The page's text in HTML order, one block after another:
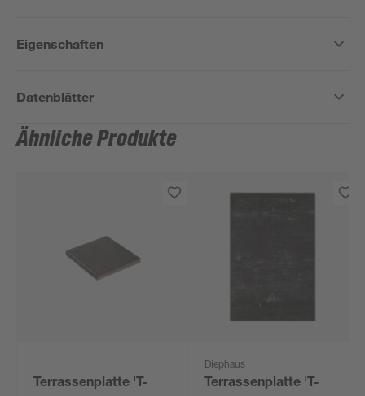
Eigenschaften
Datenblätter
Ähnliche Produkte
Terrassenplatte 'T-
Diephaus
Terrassenplatte 'T-